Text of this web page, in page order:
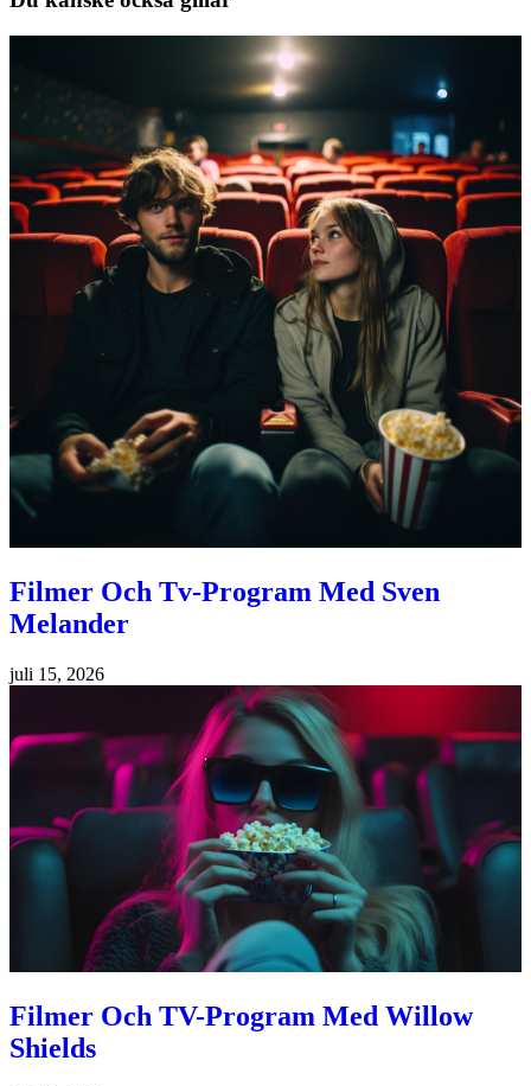
Filmer Och Tv-Program Med Sven
Melander
juli 15, 2026
Filmer Och TV-Program Med Willow
Shields